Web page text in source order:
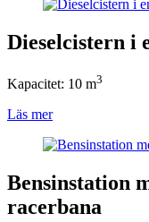
Dieselcistern i
Kapacitet: 10 m3
Läs mer
Bensinstation
racerbana